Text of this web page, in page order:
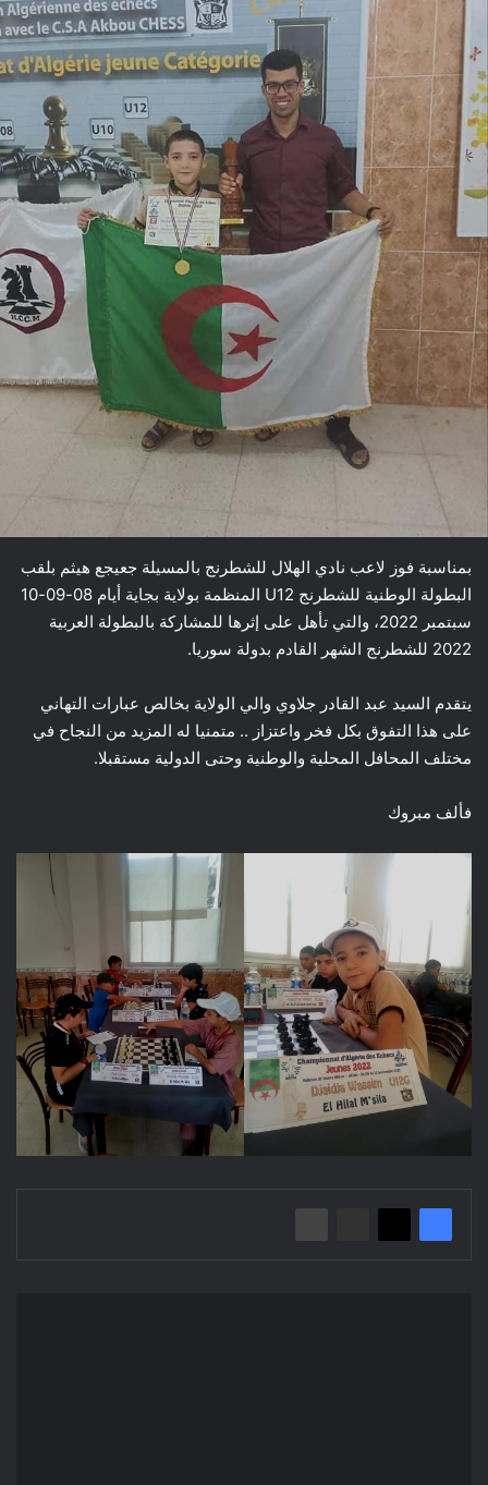
بمناسبة فوز لاعب نادي الهلال للشطرنج بالمسيلة جعيجع هيثم بلقب
البطولة الوطنية للشطرنج U12 المنظمة بولاية بجاية أيام 08-09-10
سبتمبر 2022، والتي تأهل على إثرها للمشاركة بالبطولة العربية
2022 للشطرنج الشهر القادم بدولة سوريا.
يتقدم السيد عبد القادر جلاوي والي الولاية بخالص عبارات التهاني
على هذا التفوق بكل فخر واعتزاز .. متمنيا له المزيد من النجاح في
مختلف المحافل المحلية والوطنية وحتى الدولية مستقبلا.
فألف مبروك